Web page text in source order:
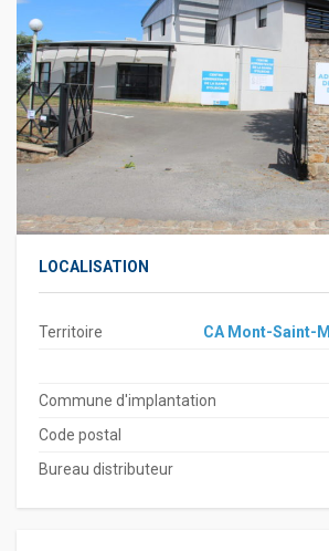
LOCALISATION
Territoire CA Mont-Saint-
Commune d'implantation
Code postal
Bureau distributeur